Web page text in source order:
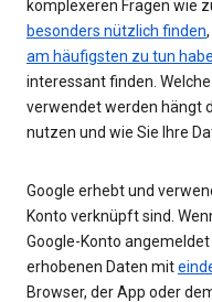
komplexeren Fragen wie
besonders nützlich finden
am häufigsten zu tun
interessant finden.
verwendet werden hängt
nutzen und wie Sie Ihre
Google erhebt und
Konto verknüpft sind.
Google-Konto
erhobenen Daten mit
Browser, der App oder